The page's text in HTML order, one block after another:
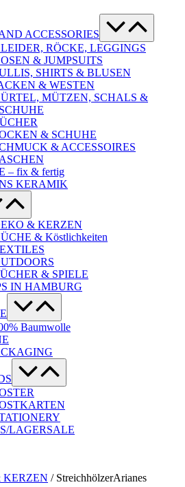
ACCESSORIES
Menü-
Schalter
RÖCKE, LEGGINGS
& JUMPSUITS
SHIRTS & BLUSEN
& WESTEN
MÜTZEN, SCHALS &
& SCHUHE
& ACCESSOIRES
– fix & fertig
KERAMIK
& KERZEN
& Köstlichkeiten
& SPIELE
IN HAMBURG
Menü-
Schalter
Baumwolle
Menü-
Schalter
LAGERSALE
/ StreichhölzerArianes